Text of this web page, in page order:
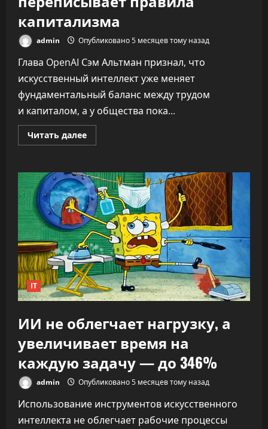
капитализма
admin Опубликовано 5 месяцев тому назад
Глава OpenAI Сэм Альтман признал, что
искусственный интеллект уже меняет
фундаментальный баланс между трудом
и капиталом, а у общества пока...
Читать далееПрочитать
больше
знает,
что
делать»:
CEO
OpenAI
заявил,
что
ИИ
переписывает
правила
капитализма
IT
ИИ не облегчает нагрузку, а
увеличивает время на
каждую задачу — до 346%
admin Опубликовано 5 месяцев тому назад
Использование инструментов искусственного
интеллекта не облегчает рабочие процессы